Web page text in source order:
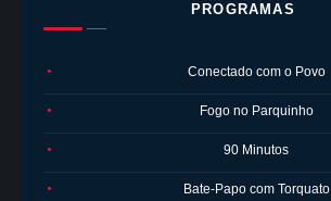
PROGRAMAS
● Conectado com o Povo
● Fogo no Parquinho
● 90 Minutos
● Bate-Papo com Torquato